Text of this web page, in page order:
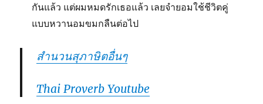
กันแล้ว แต่ผมหมดรักเธอแล้ว เลยจำยอมใช้ชีวิตคู่
แบบหวานอมขมกลืนต่อไป
สำนวนสุภาษิตอื่นๆ
Thai Proverb Youtube